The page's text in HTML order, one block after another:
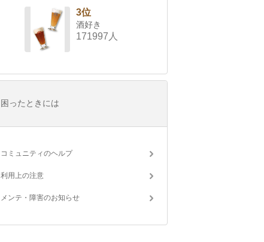
3位
酒好き
171997人
困ったときには
コミュニティのヘルプ
利用上の注意
メンテ・障害のお知らせ